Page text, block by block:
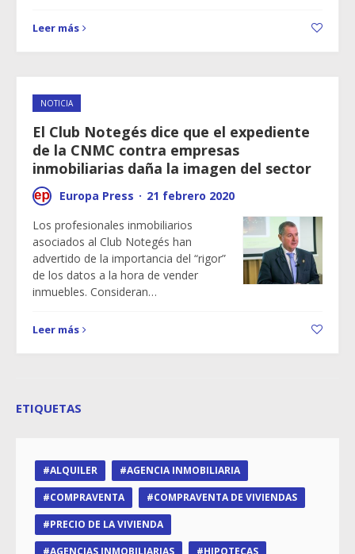
Leer más
NOTICIA
El Club Notegés dice que el expediente
de la CNMC contra empresas
inmobiliarias daña la imagen del sector
Europa Press · 21 febrero 2020
Los profesionales inmobiliarios
asociados al Club Notegés han
advertido de la importancia del “rigor”
de los datos a la hora de vender
inmuebles. Consideran…
Leer más
ETIQUETAS
ALQUILER
AGENCIA INMOBILIARIA
COMPRAVENTA
COMPRAVENTA DE VIVIENDAS
PRECIO DE LA VIVIENDA
AGENCIAS INMOBILIARIAS
HIPOTECAS